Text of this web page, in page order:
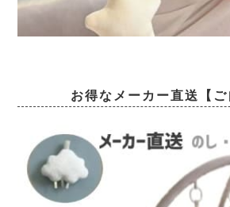
お得なメーカー直送【ご